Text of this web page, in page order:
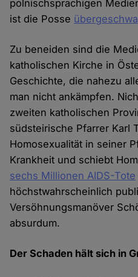
polnischsprachigen
ist die Posse
Zu beneiden sind die
katholischen Kirche in
Geschichte, die nahezu
man nicht ankämpfen.
zweiten katholischen
südsteirische Pfarrer Karl
Homosexualität in seiner
Krankheit und schiebt
sechs Millionen AIDS-Tote
höchstwahrscheinlich
Versöhnungsmanöver
absurdum.
Der Schaden hält sich in